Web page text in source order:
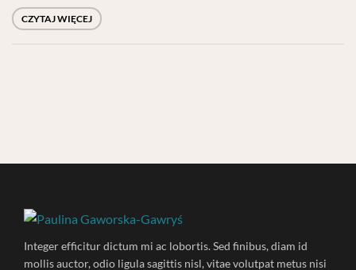
CZYTAJ WIĘCEJ
Integer efficitur dictum mi ac lobortis. Sed finibus, diam id
mollis auctor, odio ligula sagittis nisl, vitae volutpat metus nisi